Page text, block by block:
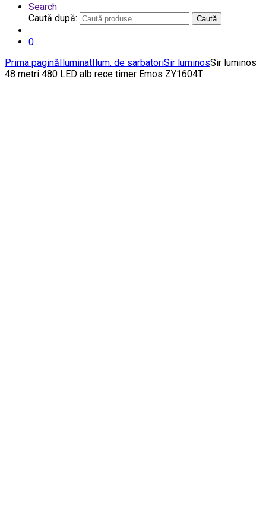
Search
Caută după:
Caută
0
Prima paginăIluminatIlum. de sarbatoriSir luminosSir luminos
48 metri 480 LED alb rece timer Emos ZY1604T